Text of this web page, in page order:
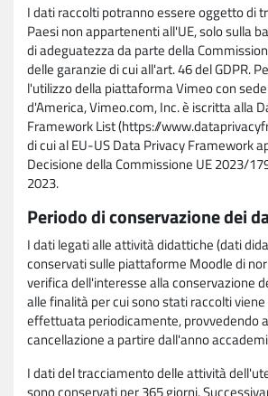
I dati raccolti potranno essere oggetto di
Paesi non appartenenti all'UE, solo sulla
di adeguatezza da parte della
delle garanzie di cui all'art. 46 del GDPR.
l'utilizzo della piattaforma Vimeo con
d'America, Vimeo.com, Inc. è iscritta alla
Framework List (https://
di cui al EU-US Data Privacy Framework
Decisione della Commissione UE 2023/
2023.
Periodo di conservazione dei
I dati legati alle attività didattiche (dati
conservati sulle piattaforme Moodle di
verifica dell'interesse alla conservazione
alle finalità per cui sono stati raccolti
effettuata periodicamente, provvedendo
cancellazione a partire dall'anno
I dati del tracciamento delle attività
sono conservati per 365 giorni.